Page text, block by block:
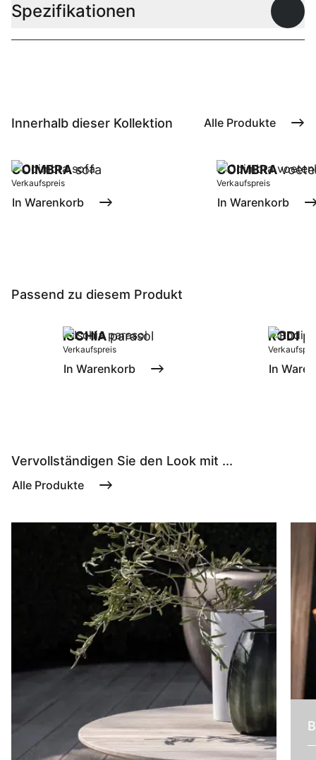
Spezifikationen
Innerhalb dieser Kollektion Alle Produkte
COIMBRAsofa
Verkaufspreis
In Warenkorb
COIMBRA
Verkaufspreis
In Warenkorb
Passend zu diesem Produkt
ISCHIAparasol
Verkaufspreis
In Warenkorb
RODI
In
Vervollständigen Sie den Look mit ...
Alle Produkte